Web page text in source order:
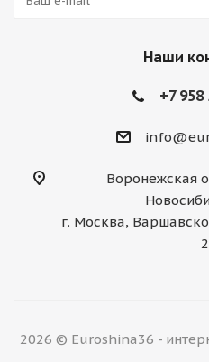
Наши
+7 958
Воронежская
г. Москва,
2026 © Euroshina36 -